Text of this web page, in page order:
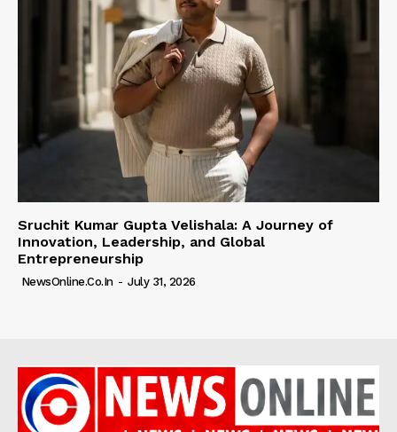
Sruchit Kumar Gupta Velishala: A Journey of
Innovation, Leadership, and Global
Entrepreneurship
NewsOnline.co.in - July 31, 2026